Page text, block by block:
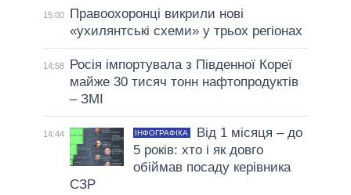
15:00
Правоохоронці викрили нові
«ухилянтські схеми» у трьох регіонах
14:58
Росія імпортувала з Південної Кореї
майже 30 тисяч тонн нафтопродуктів
– ЗМІ
14:44 ІНФОГРАФІКА
Від 1 місяця – до
5 років: хто і як довго
обіймав посаду керівника
СЗР